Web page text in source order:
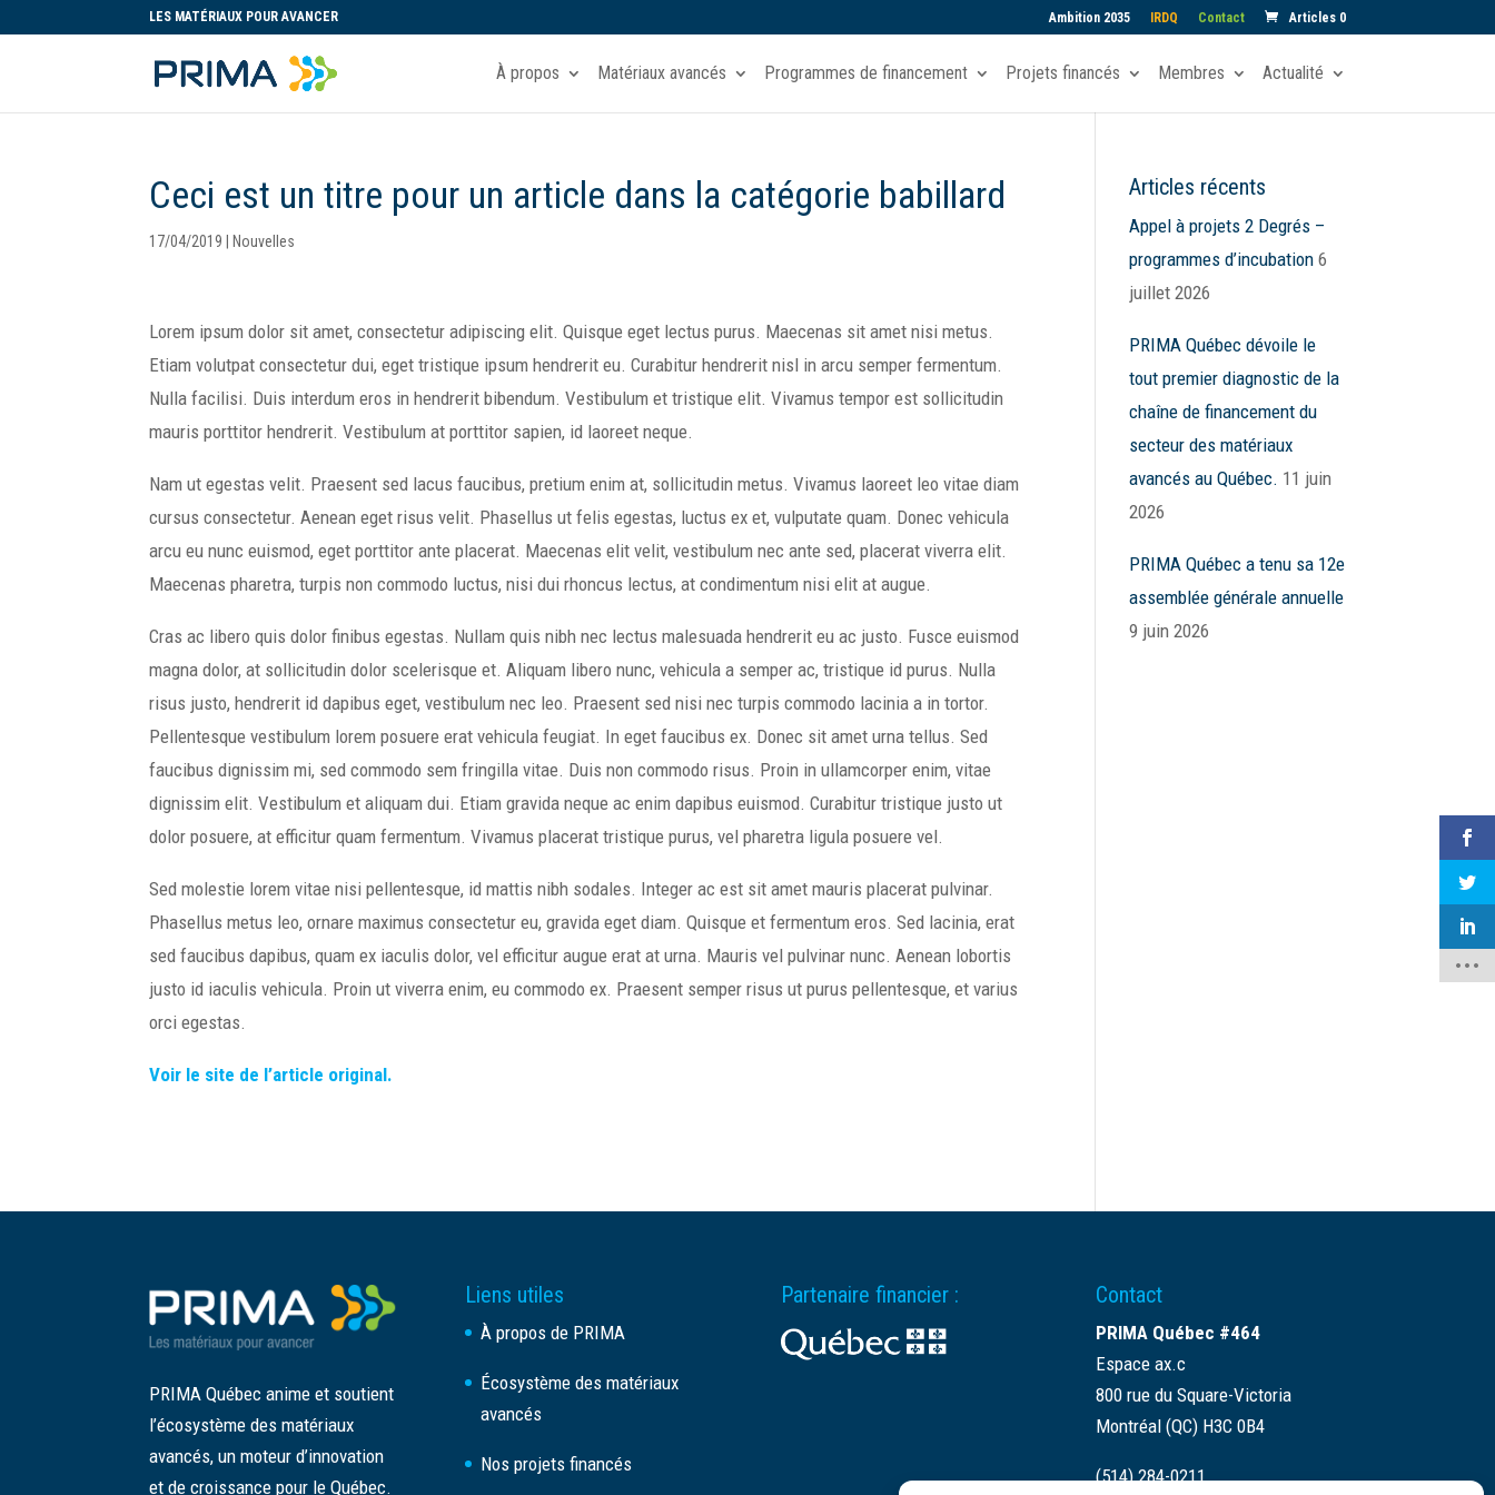
LES MATÉRIAUX POUR AVANCER Ambition 2035 IRDQ Contact Articles 0
À propos Matériaux avancés Programmes de financement Projets financés Membres Actualité
Ceci est un titre pour un article dans la catégorie babillard
17/04/2019 Nouvelles
Lorem ipsum dolor sit amet, consectetur adipiscing elit. Quisque eget lectus purus. Maecenas sit amet nisi metus.
Etiam volutpat consectetur dui, eget tristique ipsum hendrerit eu. Curabitur hendrerit nisl in arcu semper fermentum.
Nulla facilisi. Duis interdum eros in hendrerit bibendum. Vestibulum et tristique elit. Vivamus tempor est sollicitudin
mauris porttitor hendrerit. Vestibulum at porttitor sapien, id laoreet neque.
Nam ut egestas velit. Praesent sed lacus faucibus, pretium enim at, sollicitudin metus. Vivamus laoreet leo vitae diam
cursus consectetur. Aenean eget risus velit. Phasellus ut felis egestas, luctus ex et, vulputate quam. Donec vehicula
arcu eu nunc euismod, eget porttitor ante placerat. Maecenas elit velit, vestibulum nec ante sed, placerat viverra elit.
Maecenas pharetra, turpis non commodo luctus, nisi dui rhoncus lectus, at condimentum nisi elit at augue.
Cras ac libero quis dolor finibus egestas. Nullam quis nibh nec lectus malesuada hendrerit eu ac justo. Fusce euismod
magna dolor, at sollicitudin dolor scelerisque et. Aliquam libero nunc, vehicula a semper ac, tristique id purus. Nulla
risus justo, hendrerit id dapibus eget, vestibulum nec leo. Praesent sed nisi nec turpis commodo lacinia a in tortor.
Pellentesque vestibulum lorem posuere erat vehicula feugiat. In eget faucibus ex. Donec sit amet urna tellus. Sed
faucibus dignissim mi, sed commodo sem fringilla vitae. Duis non commodo risus. Proin in ullamcorper enim, vitae
dignissim elit. Vestibulum et aliquam dui. Etiam gravida neque ac enim dapibus euismod. Curabitur tristique justo ut
dolor posuere, at efficitur quam fermentum. Vivamus placerat tristique purus, vel pharetra ligula posuere vel.
Sed molestie lorem vitae nisi pellentesque, id mattis nibh sodales. Integer ac est sit amet mauris placerat pulvinar.
Phasellus metus leo, ornare maximus consectetur eu, gravida eget diam. Quisque et fermentum eros. Sed lacinia, erat
sed faucibus dapibus, quam ex iaculis dolor, vel efficitur augue erat at urna. Mauris vel pulvinar nunc. Aenean lobortis
justo id iaculis vehicula. Proin ut viverra enim, eu commodo ex. Praesent semper risus ut purus pellentesque, et varius
orci egestas.
Voir le site de l’article original.
Articles récents
Appel à projets 2 Degrés –
programmes d’incubation 6
juillet 2026
PRIMA Québec dévoile le
tout premier diagnostic de la
chaîne de financement du
secteur des matériaux
avancés au Québec. 11 juin
2026
PRIMA Québec a tenu sa 12e
assemblée générale annuelle
9 juin 2026
PRIMA Québec anime et soutient
l’écosystème des matériaux
avancés, un moteur d’innovation
et de croissance pour le Québec.
Liens utiles
À propos de PRIMA
Écosystème des matériaux
avancés
Nos projets financés
Partenaire financier : Contact
PRIMA Québec #464
Espace ax.c
800 rue du Square-Victoria
Montréal (QC) H3C 0B4
(514) 284-0211